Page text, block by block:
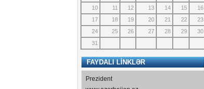
10
11 12 13 14 15
16
17
18 19 20 21 22
23
24
25 26 27 28 29
30
31
FAYDALI LİNKLƏR
Prezident